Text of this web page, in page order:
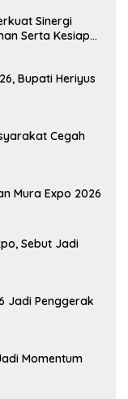
Sinergi
Serta Kesiapan
Bupati Heriyus
Cegah
Mura Expo 2026
Sebut Jadi
Jadi Penggerak
Momentum